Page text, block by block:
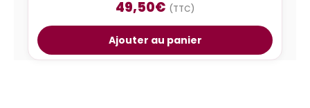
49,50€ (TTC)
Ajouter au panier